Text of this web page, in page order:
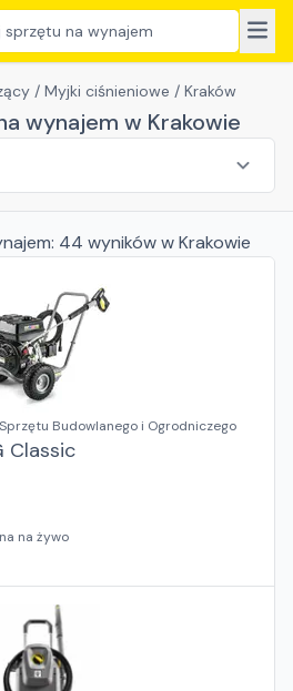
sprzętu na wynajem
/ Myjki ciśnieniowe / Kraków
wynajem w Krakowie
44 wynikóww Krakowie
Budowlanego i Ogrodniczego
Classic
na żywo